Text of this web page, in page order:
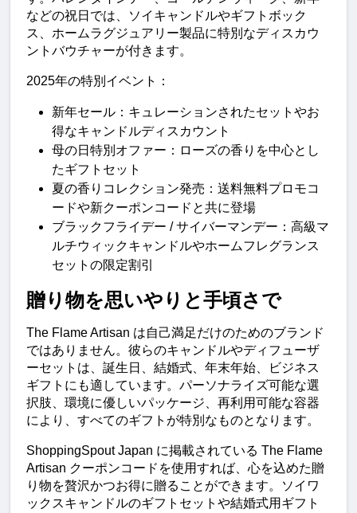
などの祝日では、ソイキャンドルやギフトボック
ス、ホームラグジュアリー製品に特別なディスカウ
ントバウチャーが付きます。
2025年の特別イベント：
新年セール ：キュレーションされたセットやお
得なキャンドルディスカウント
母の日特別オファー ：ローズの香りを中心とし
たギフトセット
夏の香りコレクション発売 ：送料無料プロモコ
ードや新クーポンコードと共に登場
ブラックフライデー / サイバーマンデー ：高級マ
ルチウィックキャンドルやホームフレグランス
セットの限定割引
贈り物を思いやりと手頃さで
The Flame Artisan は自己満足だけのためのブランド
ではありません。彼らのキャンドルやディフューザ
ーセットは、誕生日、結婚式、年末年始、ビジネス
ギフトにも適しています。パーソナライズ可能な選
択肢、環境に優しいパッケージ、再利用可能な容器
により、すべてのギフトが特別なものとなります。
ShoppingSpout Japan に掲載されている The Flame
Artisan クーポンコードを使用すれば、心を込めた贈
り物を贅沢かつお得に贈ることができます。ソイワ
ックスキャンドルのギフトセットや結婚式用ギフト